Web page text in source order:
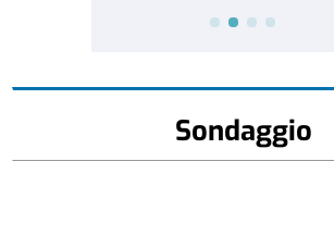
Sondaggio